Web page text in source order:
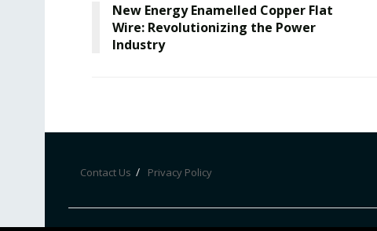
New Energy Enamelled Copper Flat
Wire: Revolutionizing the Power
Industry
Contact Us Privacy Policy